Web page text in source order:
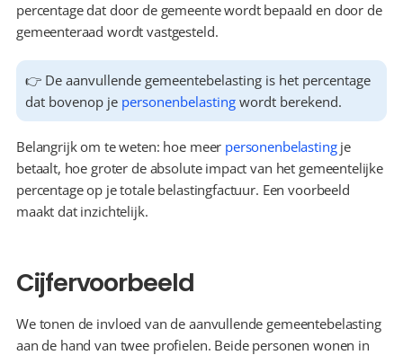
percentage dat door de gemeente wordt bepaald en door de
gemeenteraad wordt vastgesteld.
👉 De aanvullende gemeentebelasting is het percentage
dat bovenop je personenbelasting wordt berekend.
Belangrijk om te weten: hoe meer personenbelasting je
betaalt, hoe groter de absolute impact van het gemeentelijke
percentage op je totale belastingfactuur. Een voorbeeld
maakt dat inzichtelijk.
Cijfervoorbeeld
We tonen de invloed van de aanvullende gemeentebelasting
aan de hand van twee profielen. Beide personen wonen in